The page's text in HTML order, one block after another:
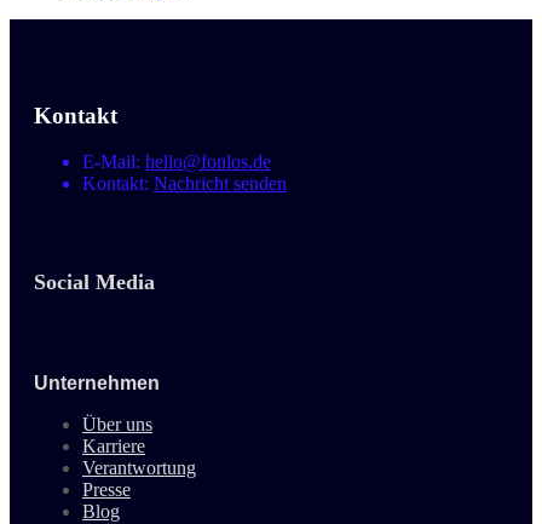
Kontakt
E-Mail: hello@fonlos.de
Kontakt: Nachricht senden
Social Media
Unternehmen
Über uns
Karriere
Verantwortung
Presse
Blog